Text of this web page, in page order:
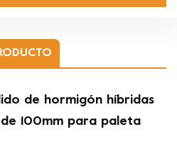
de hormigón híbridas
100mm para paleta